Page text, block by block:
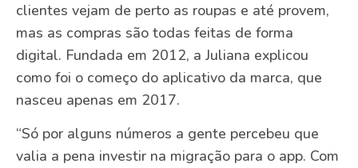
clientes vejam de perto as roupas e até provem,
mas as compras são todas feitas de forma
digital. Fundada em 2012, a Juliana explicou
como foi o começo do aplicativo da marca, que
nasceu apenas em 2017.
“Só por alguns números a gente percebeu que
valia a pena investir na migração para o app. Com